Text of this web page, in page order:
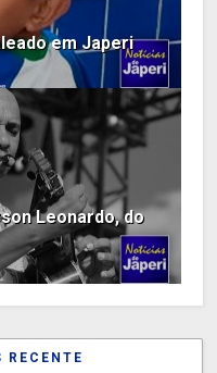
em Japeri
Leonardo, do
RECENTE